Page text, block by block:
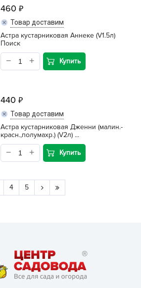
460
Товар доставим
Астра кустарниковая Аннеке (V1.5л)
Поиск
Купить
440
Товар доставим
Астра кустарниковая Дженни (малин.-
красн.,полумахр.) (V2л) ...
Купить
4 5